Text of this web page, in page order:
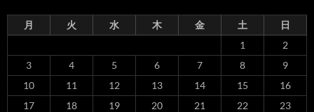
月 火 水 木 金 土 日
1
2
3
4 5 6 7 8
9
10
11 12 13 14 15
16
17
18 19 20 21 22
23